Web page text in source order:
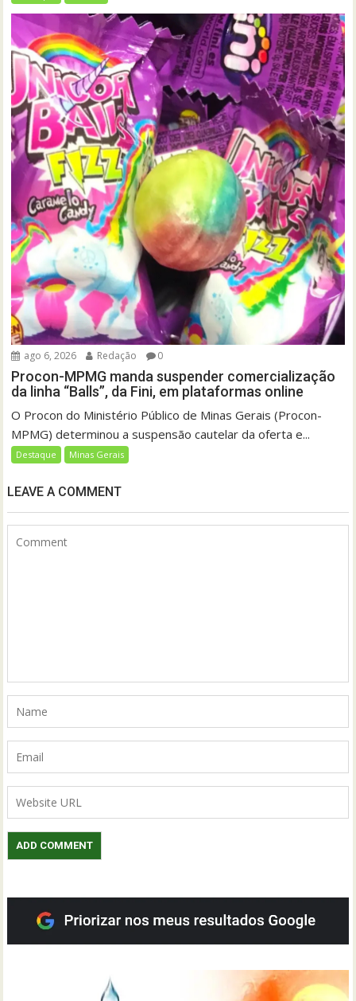
ago 6, 2026 Redação 0
Procon-MPMG manda suspender comercialização
da linha “Balls”, da Fini, em plataformas online
O Procon do Ministério Público de Minas Gerais (Procon-
MPMG) determinou a suspensão cautelar da oferta e...
Destaque Minas Gerais
LEAVE A COMMENT